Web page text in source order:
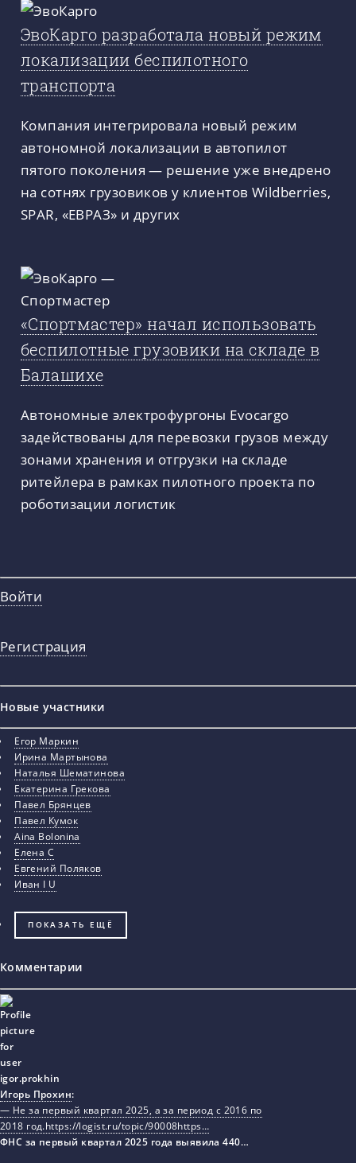
ЭвоКарго разработала новый режим
локализации беспилотного
транспорта
Компания интегрировала новый режим
автономной локализации в автопилот
пятого поколения — решение уже внедрено
на сотнях грузовиков у клиентов Wildberries,
SPAR, «ЕВРАЗ» и других
«Спортмастер» начал использовать
беспилотные грузовики на складе в
Балашихе
Автономные электрофургоны Evocargo
задействованы для перевозки грузов между
зонами хранения и отгрузки на складе
ритейлера в рамках пилотного проекта по
роботизации логистик
Войти
Регистрация
Новые участники
Егор Маркин
Ирина Мартынова
Наталья Шематинова
Екатерина Грекова
Павел Брянцев
Павел Кумок
Aina Bolonina
Елена С
Евгений Поляков
Иван I U
ПОКАЗАТЬ ЕЩЁ
Комментарии
Игорь Прохин:
— Не за первый квартал 2025, а за период с 2016 по
2018 год.https://logist.ru/topic/90008https…
ФНС за первый квартал 2025 года выявила 440…